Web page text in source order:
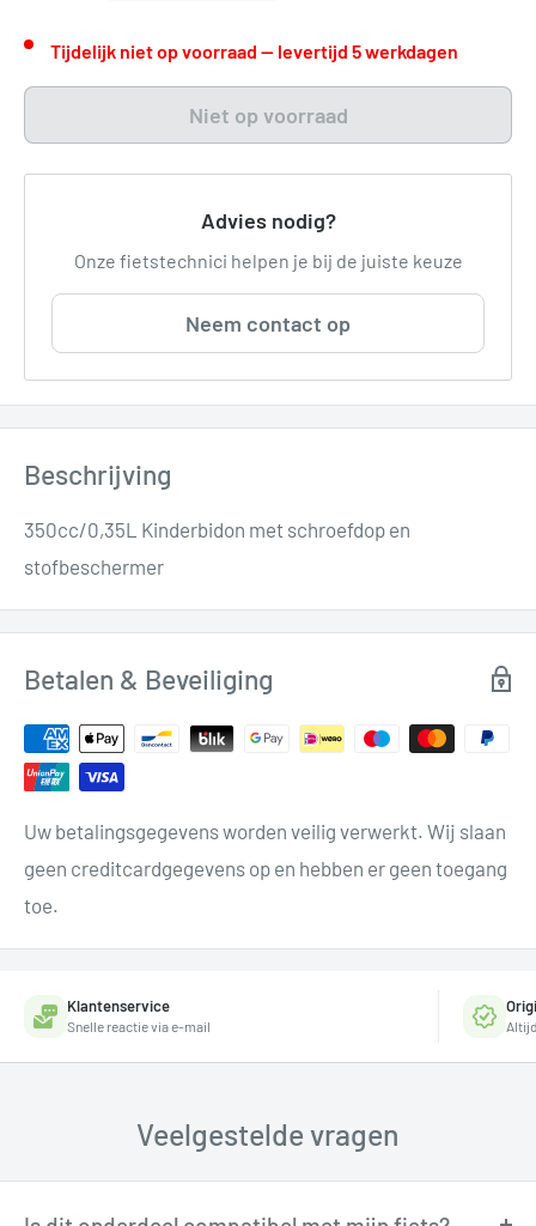
Tijdelijk niet op voorraad — levertijd 5 werkdagen
Niet op voorraad
Advies nodig?
Onze fietstechnici helpen je bij de juiste keuze
Neem contact op
Beschrijving
350cc/0,35L Kinderbidon met schroefdop en
stofbeschermer
Betalen & Beveiliging
Uw betalingsgegevens worden veilig verwerkt. Wij slaan
geen creditcardgegevens op en hebben er geen toegang
toe.
Klantenservice
Snelle reactie via e-mail
Veelgestelde vragen